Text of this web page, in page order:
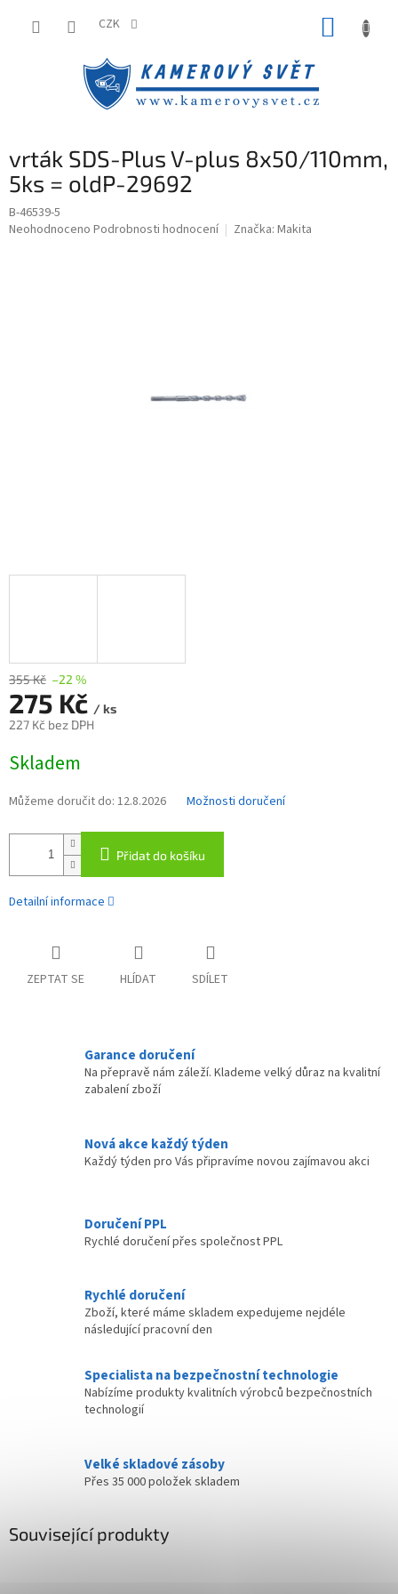
CZK
vrták SDS-Plus V-plus 8x50/110mm,
5ks = oldP-29692
B-46539-5
Průměrné
Neohodnoceno Podrobnosti hodnocení Značka: Makita
355 Kč –22 %
275 Kč / ks
227 Kč bez DPH
cena:
Skladem
Můžeme doručit do: 12.8.2026 Možnosti doručení
Přidat do košíku
Detailní informace
ZEPTAT SE HLÍDAT SDÍLET
Garance doručení
Na přepravě nám záleží. Klademe velký důraz na kvalitní
zabalení zboží
Nová akce každý týden
Každý týden pro Vás připravíme novou zajímavou akci
Doručení PPL
Rychlé doručení přes společnost PPL
Rychlé doručení
Zboží, které máme skladem expedujeme nejdéle
následující pracovní den
Specialista na bezpečnostní technologie
Nabízíme produkty kvalitních výrobců bezpečnostních
technologií
Velké skladové zásoby
Přes 35 000 položek skladem
Související produkty